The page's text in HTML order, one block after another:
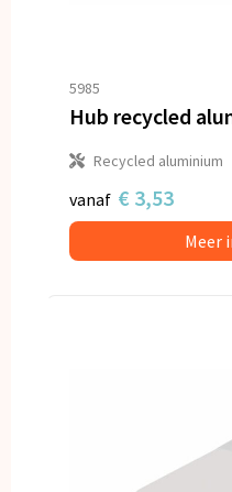
5985
Hub recycled
Recycled aluminium
vanaf € 3,53
Meer